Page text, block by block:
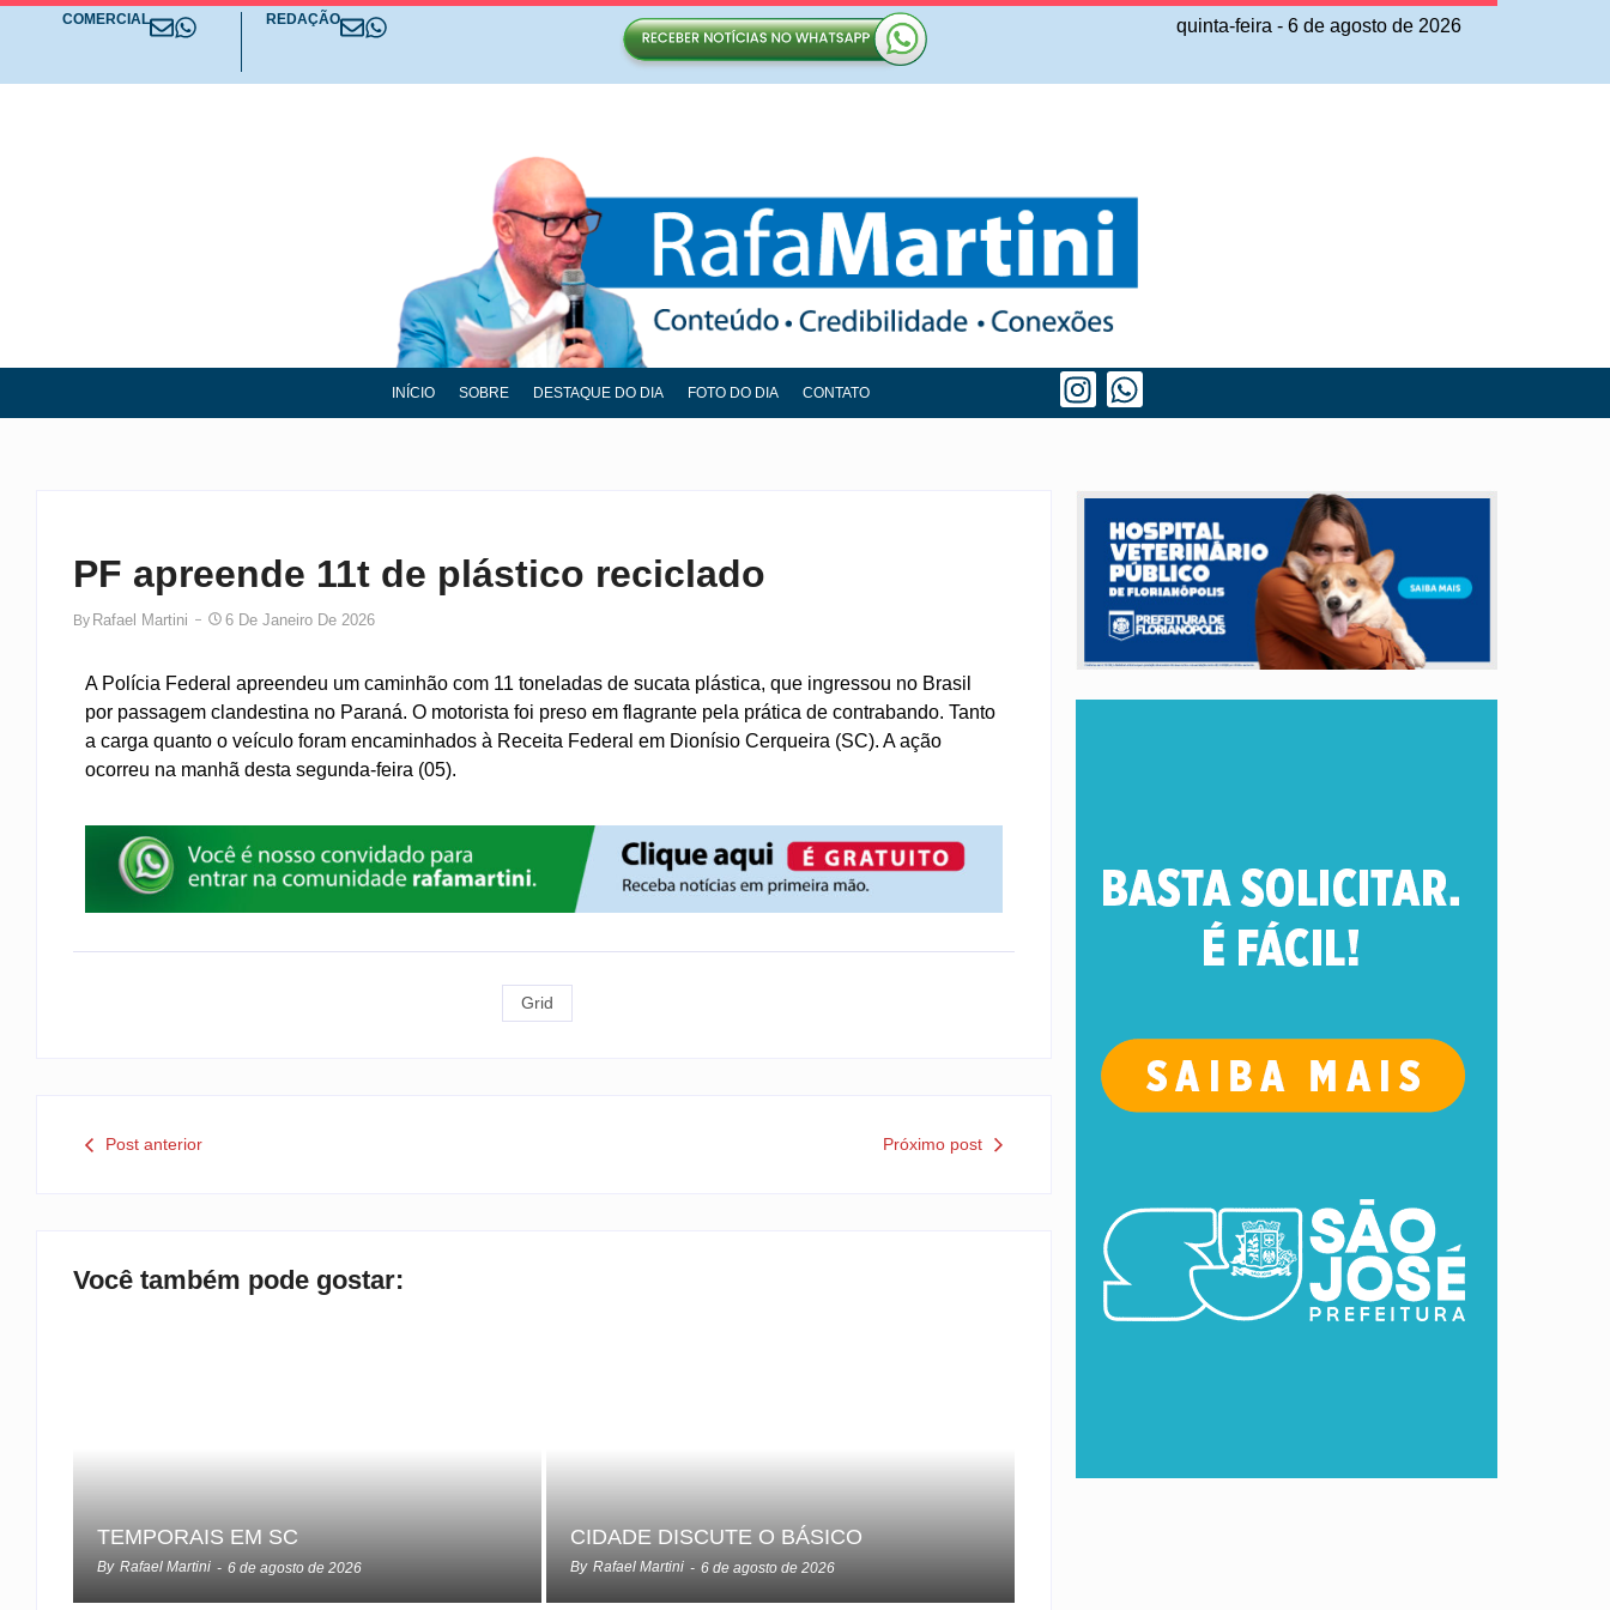
COMERCIAL REDAÇÃO quinta-feira - 6 de agosto de 2026
INÍCIO SOBRE DESTAQUE DO DIA FOTO DO DIA CONTATO
PF apreende 11t de plástico reciclado
By Rafael Martini 6 De Janeiro De 2026
A Polícia Federal apreendeu um caminhão com 11 toneladas de sucata plástica, que ingressou no Brasil
por passagem clandestina no Paraná. O motorista foi preso em flagrante pela prática de contrabando. Tanto
a carga quanto o veículo foram encaminhados à Receita Federal em Dionísio Cerqueira (SC). A ação
ocorreu na manhã desta segunda-feira (05).
Grid
Post anterior Próximo post
Você também pode gostar:
TEMPORAIS EM SC
By Rafael Martini - 6 de agosto de 2026
CIDADE DISCUTE O BÁSICO
By Rafael Martini - 6 de agosto de 2026